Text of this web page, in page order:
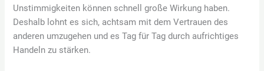
Unstimmigkeiten können schnell große Wirkung haben.
Deshalb lohnt es sich, achtsam mit dem Vertrauen des
anderen umzugehen und es Tag für Tag durch aufrichtiges
Handeln zu stärken.